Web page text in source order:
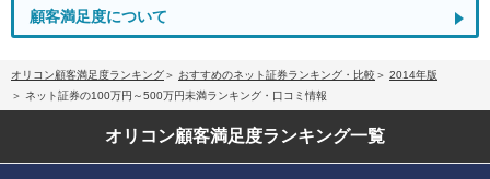
顧客満足度について
オリコン顧客満足度ランキング おすすめのネット証券ランキング・比較
2014年版
ネット証券の100万円～500万円未満ランキング・口コミ情報
オリコン顧客満足度ランキング一覧